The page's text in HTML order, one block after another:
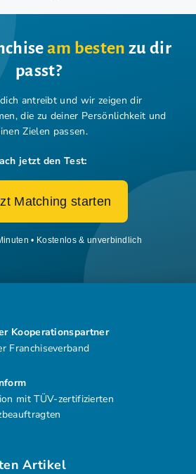
am besten zu dir
passt?
antreibt und wir zeigen dir
die zu deiner Persönlichkeit und
Zielen passen.
jetzt den Test:
Matching starten
• Kostenlos & unverbindlich
mit TÜV-zertifizierten
Kooperationspartner
Franchiseverband
Artikel